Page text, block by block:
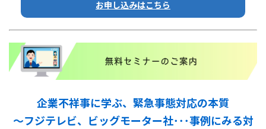
お申し込みはこちら
企業不祥事に学ぶ、緊急事態対応の本質
～フジテレビ、ビッグモーター社･･･事例にみる対